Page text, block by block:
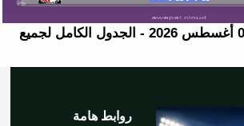
مباريات الغد الأحد 09 أغسطس 2026 - الجدول الكامل لجميع
روابط هامة